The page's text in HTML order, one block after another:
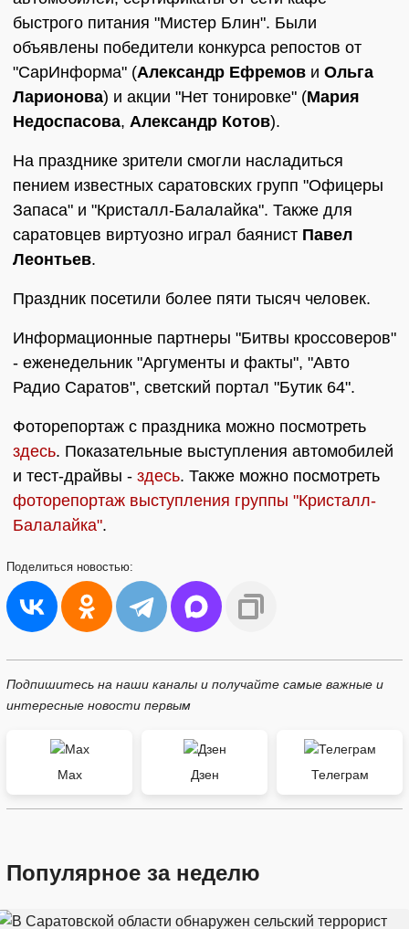
быстрого питания "Мистер Блин". Были
объявлены победители конкурса репостов от
"СарИнформа" (Александр Ефремов и Ольга
Ларионова) и акции "Нет тонировке" (Мария
Недоспасова, Александр Котов).
На празднике зрители смогли насладиться
пением известных саратовских групп "Офицеры
Запаса" и "Кристалл-Балалайка". Также для
саратовцев виртуозно играл баянист Павел
Леонтьев.
Праздник посетили более пяти тысяч человек.
Информационные партнеры "Битвы кроссоверов"
- еженедельник "Аргументы и факты", "Авто
Радио Саратов", светский портал "Бутик 64".
Фоторепортаж с праздника можно посмотреть
здесь. Показательные выступления автомобилей
и тест-драйвы - здесь. Также можно посмотреть
фоторепортаж выступления группы "Кристалл-
Балалайка".
Поделиться новостью:
Подпишитесь на наши каналы и получайте самые важные и
интересные новости первым
Max Дзен Телеграм
Популярное за неделю